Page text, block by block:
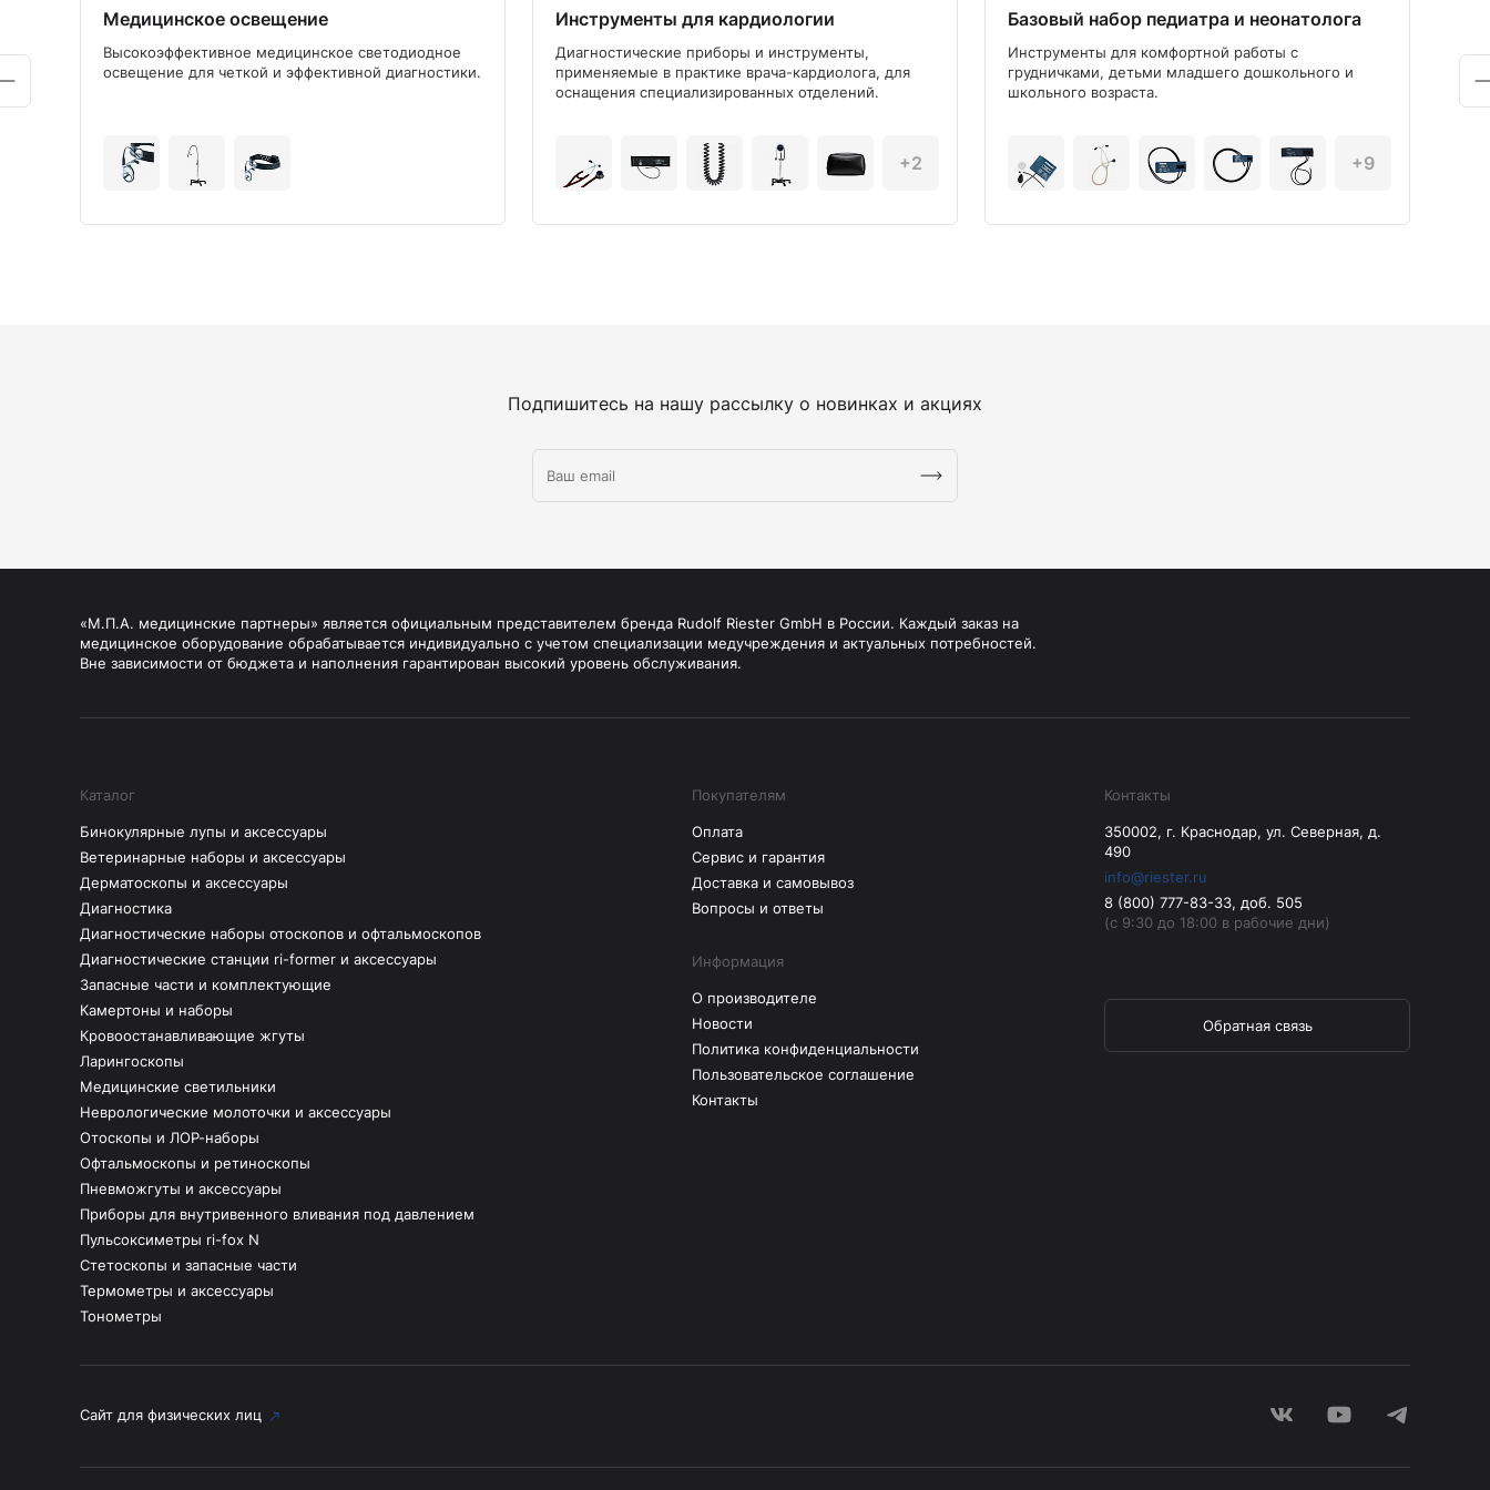
Медицинское освещение
Высокоэффективное медицинское светодиодное
освещение для четкой и эффективной диагностики.
Инструменты для кардиологии
Диагностические приборы и инструменты,
применяемые в практике врача-кардиолога, для
оснащения специализированных отделений.
+2
Базовый набор педиатра и неонатолога
Инструменты для комфортной работы с
грудничками, детьми младшего дошкольного и
школьного возраста.
+9
Подпишитесь на нашу рассылку о новинках и акциях
«М.П.А. медицинские партнеры» является официальным представителем бренда Rudolf Riester GmbH в России. Каждый заказ на
медицинское оборудование обрабатывается индивидуально с учетом специализации медучреждения и актуальных потребностей.
Вне зависимости от бюджета и наполнения гарантирован высокий уровень обслуживания.
Каталог
Бинокулярные лупы и аксессуары
Ветеринарные наборы и аксессуары
Дерматоскопы и аксессуары
Диагностика
Диагностические наборы отоскопов и офтальмоскопов
Диагностические станции ri-former и аксессуары
Запасные части и комплектующие
Камертоны и наборы
Кровоостанавливающие жгуты
Ларингоскопы
Медицинские светильники
Неврологические молоточки и аксессуары
Отоскопы и ЛОР-наборы
Офтальмоскопы и ретиноскопы
Пневможгуты и аксессуары
Приборы для внутривенного вливания под давлением
Пульсоксиметры ri-fox N
Стетоскопы и запасные части
Термометры и аксессуары
Тонометры
Покупателям
Оплата
Сервис и гарантия
Доставка и самовывоз
Вопросы и ответы
Информация
О производителе
Новости
Политика конфиденциальности
Пользовательское соглашение
Контакты
Контакты
350002, г. Краснодар, ул. Северная, д.
490
info@riester.ru
8 (800) 777-83-33, доб. 505
(с 9:30 до 18:00 в рабочие дни)
Обратная связь
Сайт для физических лиц